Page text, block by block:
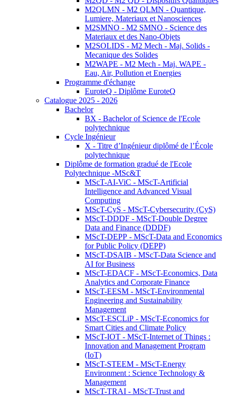
M2QLMN - M2 QLMN - Quantique,
Lumiere, Materiaux et Nanosciences
M2SMNO - M2 SMNO - Science des
Materiaux et des Nano-Objets
M2SOLIDS - M2 Mech - Maj. Solids -
Mecanique des Solides
M2WAPE - M2 Mech - Maj. WAPE -
Eau, Air, Pollution et Energies
Programme d'échange
EuroteQ - Diplôme EuroteQ
Catalogue 2025 - 2026
Bachelor
BX - Bachelor of Science de l'Ecole
polytechnique
Cycle Ingénieur
X - Titre d’Ingénieur diplômé de l’École
polytechnique
Diplôme de formation gradué de l'Ecole
Polytechnique -MSc&T
MScT-AI-ViC - MScT-Artificial
Intelligence and Advanced Visual
Computing
MScT-CyS - MScT-Cybersecurity (CyS)
MScT-DDDF - MScT-Double Degree
Data and Finance (DDDF)
MScT-DEPP - MScT-Data and Economics
for Public Policy (DEPP)
MScT-DSAIB - MScT-Data Science and
AI for Business
MScT-EDACF - MScT-Economics, Data
Analytics and Corporate Finance
MScT-EESM - MScT-Environmental
Engineering and Sustainability
Management
MScT-ESCLiP - MScT-Economics for
Smart Cities and Climate Policy
MScT-IOT - MScT-Internet of Things :
Innovation and Management Program
(IoT)
MScT-STEEM - MScT-Energy
Environment : Science Technology &
Management
MScT-TRAI - MScT-Trust and